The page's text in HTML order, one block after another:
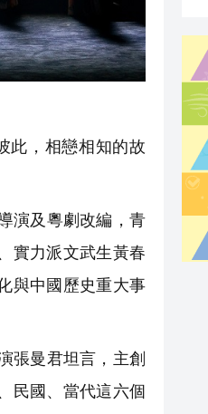
此，相戀相知的故
演及粵劇改編，青
實力派文武生黃春
與中國歷史重大事
張曼君坦言，主創
民國、當代這六個